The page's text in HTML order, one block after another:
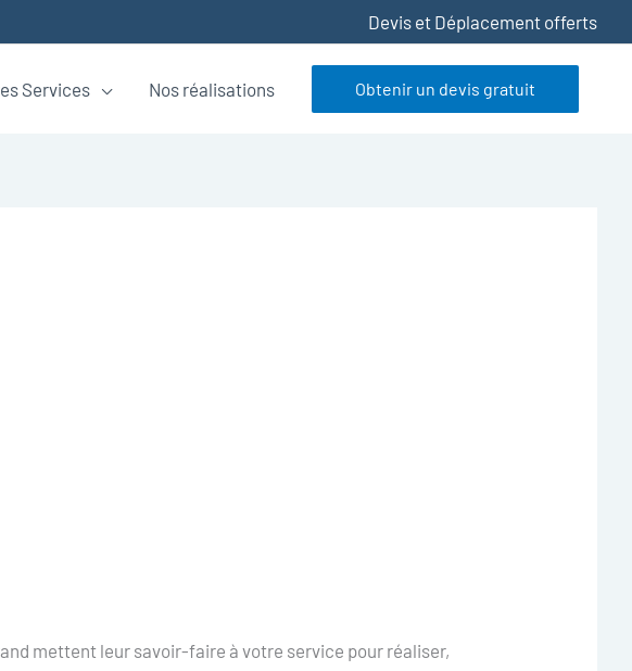
Devis et Déplacement offerts
Services Nos réalisations Obtenir un devis gratuit
mettent leur savoir-faire à votre service pour réaliser,